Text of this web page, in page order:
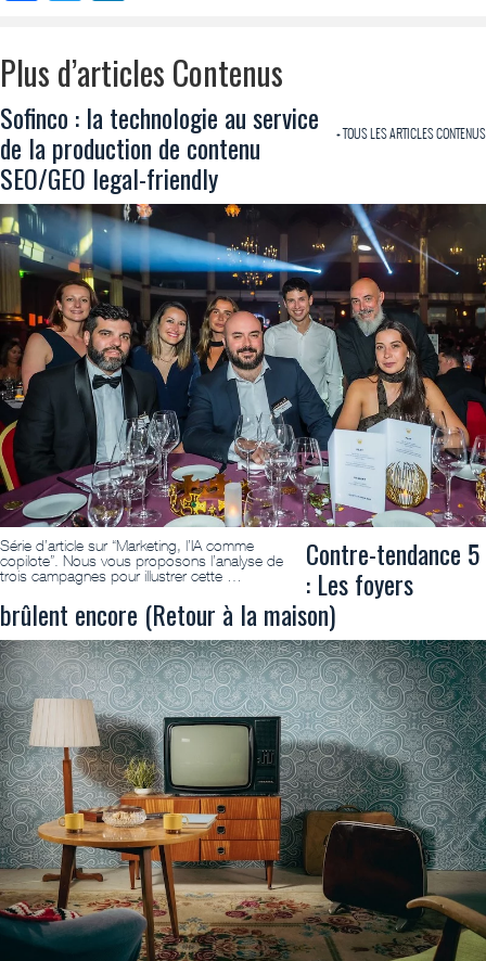
Plus d’articles Contenus
+ TOUS LES ARTICLES CONTENUS
Sofinco : la technologie au service
de la production de contenu
SEO/GEO legal-friendly
Série d’article sur “Marketing, l’IA comme
copilote”. Nous vous proposons l’analyse de
trois campagnes pour illustrer cette …
Contre-tendance 5
: Les foyers
brûlent encore (Retour à la maison)